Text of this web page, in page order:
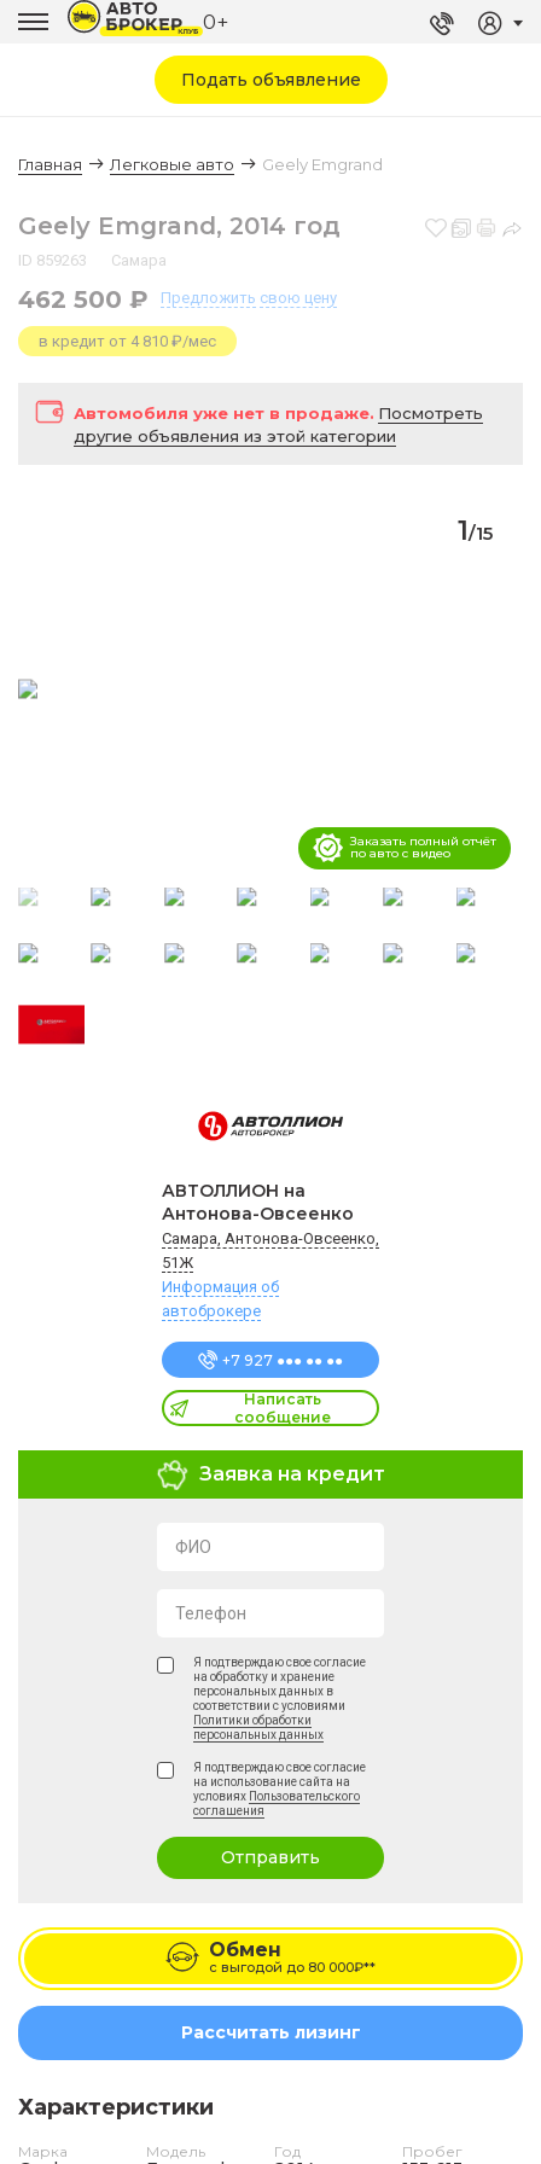
0+
Подать объявление
Главная Легковые авто Geely Emgrand
Geely Emgrand, 2014 год
ID 859263 Самара
462 500 ₽ Предложить свою цену
в кредит от 4 810 ₽/мес
Автомобиля уже нет в продаже. Посмотреть
другие объявления из этой категории
Заказать полный отчёт
по авто с видео
1/15
АВТОЛЛИОН на
Антонова-Овсеенко
Самара, Антонова-Овсеенко,
51Ж
Информация об
автоброкере
+7 927 ●●● ●● ●●
Написать
сообщение
Заявка на кредит
ФИО
Телефон
Я подтверждаю свое согласие
на обработку и хранение
персональных данных в
соответствии с условиями
Политики обработки
персональных данных
Я подтверждаю свое согласие
на использование сайта на
условиях Пользовательского
соглашения
Отправить
Обмен
с выгодой до 80 000₽**
Рассчитать лизинг
Характеристики
Марка Модель Год Пробег